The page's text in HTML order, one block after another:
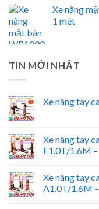
Xe nâng
1 mét
TIN MỚI NHẤT
Xe nâng tay
Xe nâng tay
E1.0T/1.6M
Xe nâng tay
A1.0T/1.6M